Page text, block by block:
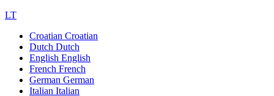
LT
Croatian Croatian
Dutch Dutch
English English
French French
German German
Italian Italian